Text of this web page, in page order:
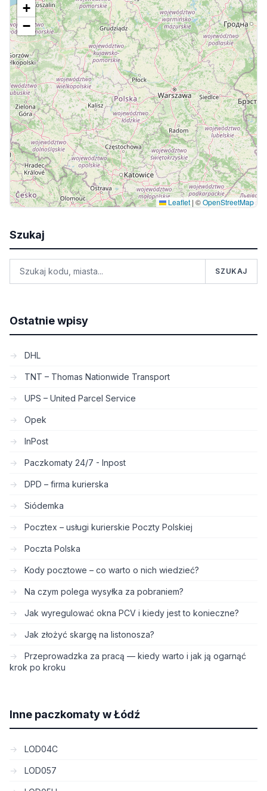
+
−
Leaflet | ©OpenStreetMap
Szukaj
SZUKAJ
Ostatnie wpisy
DHL
TNT – Thomas Nationwide Transport
UPS – United Parcel Service
Opek
InPost
Paczkomaty 24/7 - Inpost
DPD – firma kurierska
Siódemka
Pocztex – usługi kurierskie Poczty Polskiej
Poczta Polska
Kody pocztowe – co warto o nich wiedzieć?
Na czym polega wysyłka za pobraniem?
Jak wyregulować okna PCV i kiedy jest to konieczne?
Jak złożyć skargę na listonosza?
Przeprowadzka za pracą — kiedy warto i jak ją ogarnąć
krok po kroku
Inne paczkomaty w Łódź
LOD04C
LOD057